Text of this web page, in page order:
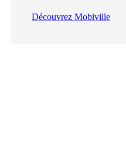
Découvrez Mobiville